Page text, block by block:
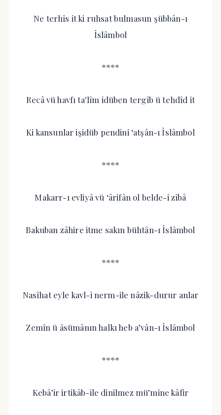
Ne terhîs it ki ruhsat bulmasun şübbân-ı
İslâmbol
****
Recâ vü havfı ta’lîm idüben tergîb ü tehdîd it
Ki kansunlar işidüb pendini ‘atşân-ı İslâmbol
****
Makarr-ı evliyâ vü ‘ârifân ol belde-i zîbâ
Bakuban zâhire itme sakın bühtân-ı İslâmbol
****
Nasîhat eyle kavl-i nerm-ile nâzik-durur anlar
Zemîn ü âsümânın halkı heb a’vân-ı İslâmbol
****
Kebâ’ir irtikâb-ile dinilmez mü’mine kâfir